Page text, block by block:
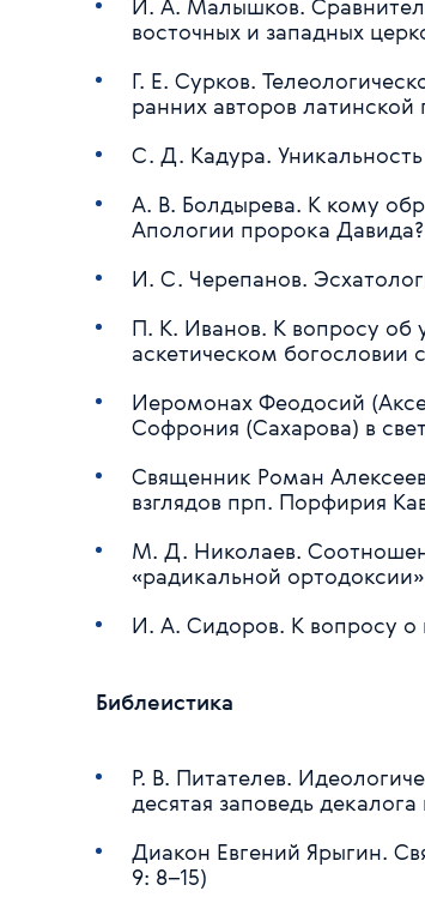
И. А. Малышков.
восточных и западных
Г. Е. Сурков.
ранних авторов
С. Д. Кадура.
А. В. Болдырева. К кому
Апологии пророка Давида?
И. С. Черепанов.
П. К. Иванов. К вопросу об
аскетическом богословии
Иеромонах Феодосий
Софрония (Сахарова) в
Священник Роман
взглядов прп. Порфирия
М. Д. Николаев.
«радикальной
И. А. Сидоров. К вопросу о
Библеистика
Р. В. Питателев.
десятая заповедь
Диакон Евгений Ярыгин.
9: 8–15)